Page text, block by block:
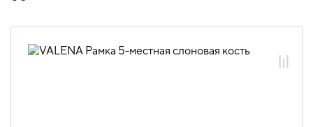
изделия скрытого монтажа VALENA
06.01.14.08 Рамки пластиковые